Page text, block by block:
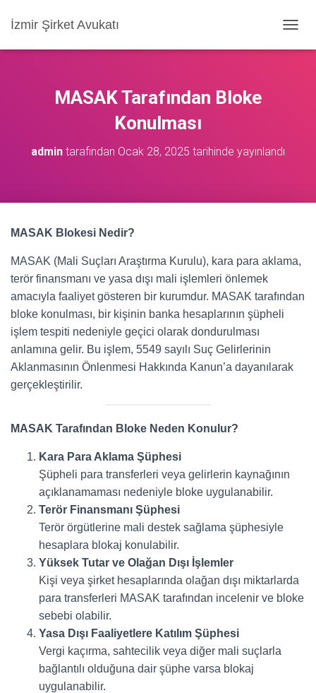
İzmir Şirket Avukatı
E
MASAK Tarafından Bloke
Konulması
admin tarafından Ocak 28, 2025 tarihinde yayınlandı
MASAK Blokesi Nedir?
MASAK (Mali Suçları Araştırma Kurulu), kara para aklama,
terör finansmanı ve yasa dışı mali işlemleri önlemek
amacıyla faaliyet gösteren bir kurumdur. MASAK tarafından
bloke konulması, bir kişinin banka hesaplarının şüpheli
işlem tespiti nedeniyle geçici olarak dondurulması
anlamına gelir. Bu işlem, 5549 sayılı Suç Gelirlerinin
Aklanmasının Önlenmesi Hakkında Kanun’a dayanılarak
gerçekleştirilir.
MASAK Tarafından Bloke Neden Konulur?
Kara Para Aklama Şüphesi
Şüpheli para transferleri veya gelirlerin kaynağının
açıklanamaması nedeniyle bloke uygulanabilir.
Terör Finansmanı Şüphesi
Terör örgütlerine mali destek sağlama şüphesiyle
hesaplara blokaj konulabilir.
Yüksek Tutar ve Olağan Dışı İşlemler
Kişi veya şirket hesaplarında olağan dışı miktarlarda
para transferleri MASAK tarafından incelenir ve bloke
sebebi olabilir.
Yasa Dışı Faaliyetlere Katılım Şüphesi
Vergi kaçırma, sahtecilik veya diğer mali suçlarla
bağlantılı olduğuna dair şüphe varsa blokaj
uygulanabilir.